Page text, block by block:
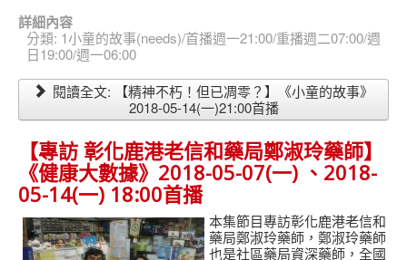
詳細內容
分類: 1小童的故事(needs)/首播週一21:00/重播週二07:00/週
日19:00/週一06:00
閱讀全文: 【精神不朽！但已凋零？】《小童的故事》
2018-05-14(一)21:00首播
【專訪 彰化鹿港老信和藥局鄭淑玲藥師】
《健康大數據》2018-05-07(一) 、2018-
05-14(一) 18:00首播
本集節目專訪彰化鹿港老信和
藥局鄭淑玲藥師，鄭淑玲藥師
也是社區藥局資深藥師，全國